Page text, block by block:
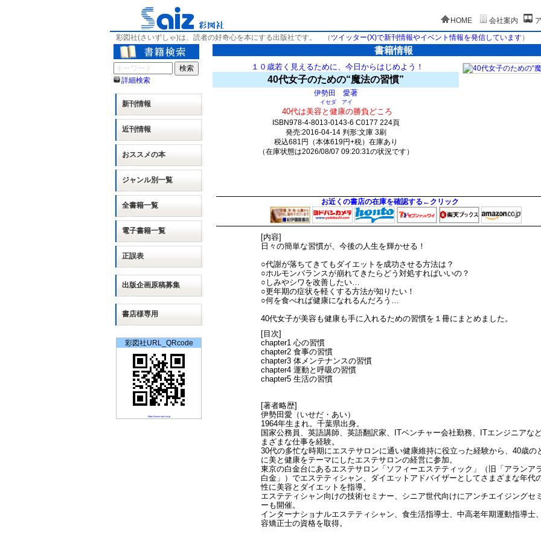
HOME 会社案内
彩図社(さいずしゃ)は、読者の好奇心を本にする出版社です。
（ ツイッター(X)で新刊情報やイベント情報を発信しています）
詳細検索
新刊情報
近刊情報
おススメの本
ジャンル別一覧
全書籍一覧
電子書籍一覧
正誤表
出版企画原稿募集
書店様専用
彩図社URL_QRcode
https://www.saiz.co.jp
書籍情報
１０歳若く見えるために、今日からはじめよう！
40代女子のための“魔法の習慣”
伊勢田 愛著
イセダ アイ
40代は美容と健康の勝負どころ
ISBN978-4-8013-0143-6 C0177 224頁
発売:2016-04-14 判形:文庫 3刷
税込681円（本体619円+税）在庫あり
（在庫状態は2026/08/07 09:20:31の状況です）
お近くの書店の在庫を確認する←クリック
[内容]
日々の簡単な習慣が、今後の人生を輝かせる！
○代謝が落ちてきてもダイエットを成功させる方法は？
○ホルモンバランスが崩れてきたらどう対処すればいいの？
○しみやシワを改善したい…
○更年期の症状を軽くする方法が知りたい！
○何を食べれば健康になれるんだろう…
40代女子が美容も健康も手に入れるための習慣を１冊にまとめました。
[目次]
chapter1 心の習慣
chapter2 食事の習慣
chapter3 体メンテナンスの習慣
chapter4 運動と呼吸の習慣
chapter5 生活の習慣
[著者略歴]
伊勢田愛（いせだ・あい）
1964年生まれ。千葉県出身。
国家公務員、英語講師、英語翻訳家、ITベンチャー会社勤務、ITエンジニアな
まざまな仕事を経験。
30代の多忙な時期にエステサロンに通い健康維持に役立った経験から、40歳の
に美と健康をテーマにしたエステサロンの経営に参加。
東京の白金台にあるエステサロン「ソフィーエステティック」（旧「アランア
白金」）でエステティシャン、ダイエットアドバイザーとしてさまざまな年代
性に美容とダイエットを指導。
エステティシャン向けの技術セミナー、シニア世代向けにアンチエイジングセ
ーも開催。
インターナショナルエステティシャン、食生活指導士、中高老年期運動指導士
容矯正士の資格を取得。